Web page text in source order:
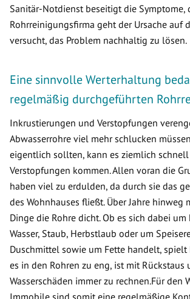
Sanitär-Notdienst beseitigt die Symptome,
Rohrreinigungsfirma geht der Ursache auf
versucht, das Problem nachhaltig zu lösen.
Eine sinnvolle Werterhaltung
regelmäßig durchgeführten
Inkrustierungen und Verstopfungen
Abwasserrohre viel mehr schlucken
eigentlich sollten, kann es ziemlich schnell
Verstopfungen kommen. Allen voran die
haben viel zu erdulden, da durch sie das
des Wohnhauses fließt. Über Jahre hinweg
Dinge die Rohre dicht. Ob es sich dabei
Wasser, Staub, Herbstlaub oder um
Duschmittel sowie um Fette handelt, spielt
es in den Rohren zu eng, ist mit Rückstaus
Wasserschäden immer zu rechnen.Für den